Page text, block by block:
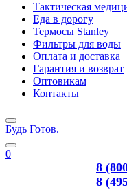
Тактическая
Еда в дорогу
Термосы Stanley
Фильтры для воды
Оплата и доставка
Гарантия и возврат
Оптовикам
Контакты
Будь Готов.
0
8
8